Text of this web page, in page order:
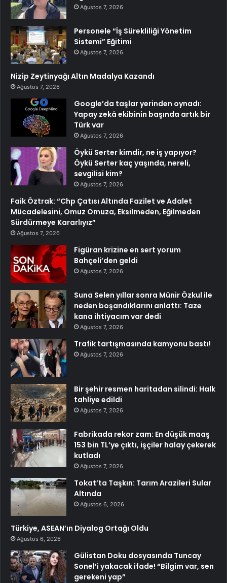
Ağustos 7, 2026
Personele “İş Sürekliliği Yönetim
Sistemi” Eğitimi
Ağustos 7, 2026
Nizip Zeytinyağı Altın Madalya Kazandı
Ağustos 7, 2026
Google’da taşlar yerinden oynadı:
Yapay zekâ ekibinin başında artık bir
Türk var
Ağustos 7, 2026
Öykü Serter kimdir, ne iş yapıyor?
Öykü Serter kaç yaşında, nereli,
sevgilisi kim?
Ağustos 7, 2026
Faik Öztrak: “Chp Çatısı Altında Fazilet ve Adalet
Mücadelesini, Omuz Omuza, Eksilmeden, Eğilmeden
Sürdürmeye Kararlıyız”
Ağustos 7, 2026
Figüran krizine en sert yorum
Bahçeli’den geldi
Ağustos 7, 2026
Suna Selen yıllar sonra Münir Özkul ile
neden boşandıklarını anlattı: Taze
kana ihtiyacım var dedi
Ağustos 7, 2026
Trafik tartışmasında kamyonu bastı!
Ağustos 7, 2026
Bir şehir resmen haritadan silindi: Halk
tahliye edildi
Ağustos 7, 2026
Fabrikada rekor zam: En düşük maaş
153 bin TL’ye çıktı, işçiler halay çekerek
kutladı
Ağustos 7, 2026
Tokat’ta Taşkın: Tarım Arazileri Sular
Altında
Ağustos 6, 2026
Türkiye, ASEAN’ın Diyalog Ortağı Oldu
Ağustos 6, 2026
Gülistan Doku dosyasında Tuncay
Sonel’i yakacak ifade! “Bilgim var, sen
gerekeni yap”